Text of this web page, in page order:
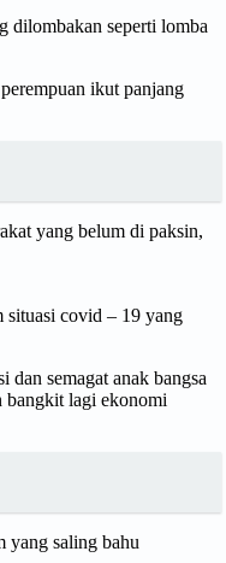
dilombakan seperti lomba
ikut panjang
yang belum di paksin,
situasi covid – 19 yang
semagat anak bangsa
bangkit lagi ekonomi
yang saling bahu